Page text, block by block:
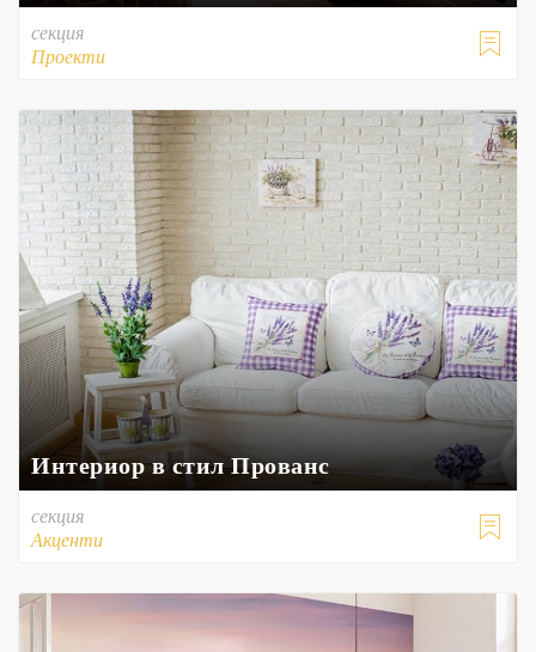

секция
Проекти
Интериор в стил Прованс

секция
Акценти